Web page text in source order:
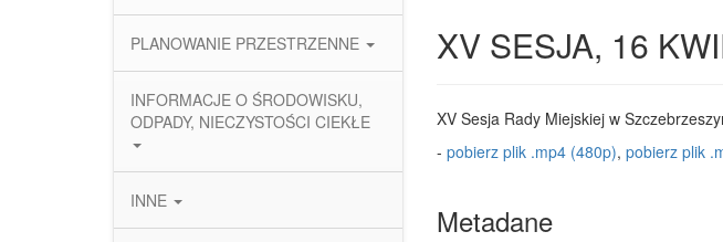
PLANOWANIE PRZESTRZENNE
INFORMACJE O ŚRODOWISKU,
ODPADY, NIECZYSTOŚCI CIEKŁE
INNE
XV SESJA, 16
XV Sesja Rady Miejskiej w
- pobierz plik .mp4 (480p), pobierz plik
Metadane